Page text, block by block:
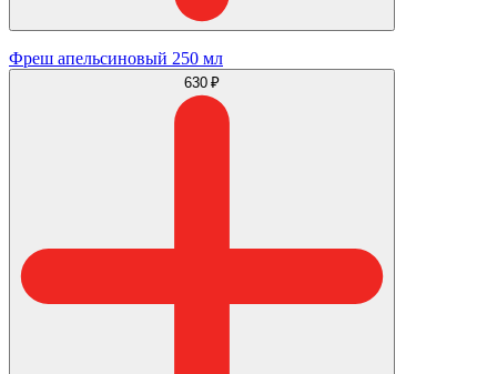
Фреш апельсиновый 250 мл
630 ₽